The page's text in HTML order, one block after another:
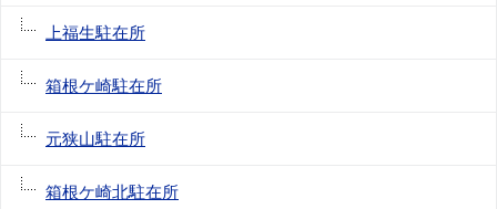
上福生駐在所
箱根ケ崎駐在所
元狭山駐在所
箱根ケ崎北駐在所